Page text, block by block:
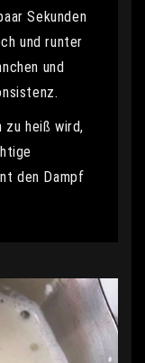
Sekunden
und runter
und
zu heiß wird,
den Dampf